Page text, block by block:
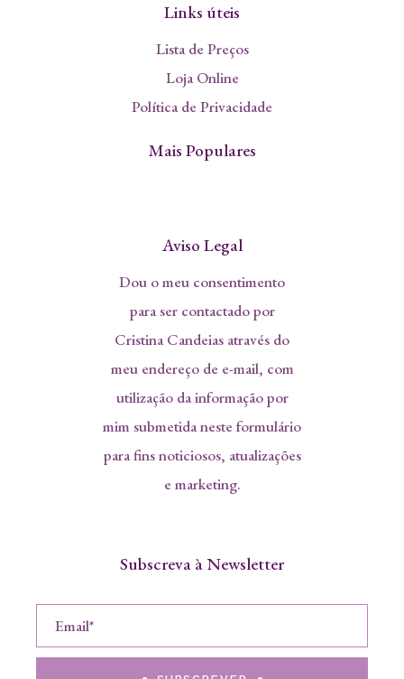
Links úteis
Lista de Preços
Loja Online
Política de Privacidade
Mais Populares
Aviso Legal
Dou o meu consentimento
para ser contactado por
Cristina Candeias através do
meu endereço de e-mail, com
utilização da informação por
mim submetida neste formulário
para fins noticiosos, atualizações
e marketing.
Subscreva à Newsletter